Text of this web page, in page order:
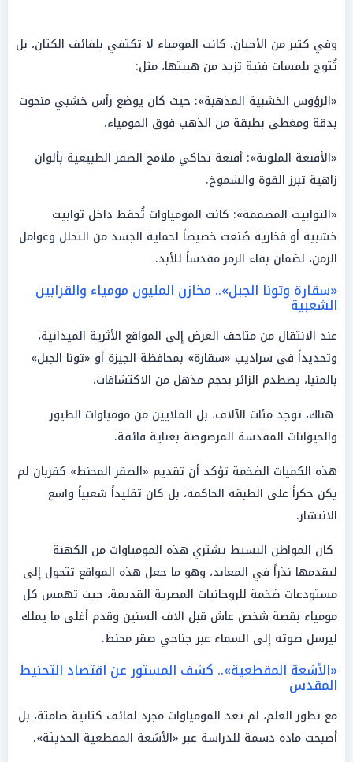
وفي كثير من الأحيان، كانت المومياء لا تكتفي بلفائف الكتان، بل
تُتوج بلمسات فنية تزيد من هيبتها، مثل:
«الرؤوس الخشبية المذهبة»: حيث كان يوضع رأس خشبي منحوت
بدقة ومغطى بطبقة من الذهب فوق المومياء.
«الأقنعة الملونة»: أقنعة تحاكي ملامح الصقر الطبيعية بألوان
زاهية تبرز القوة والشموخ.
«التوابيت المصممة»: كانت المومياوات تُحفظ داخل توابيت
خشبية أو فخارية صُنعت خصيصاً لحماية الجسد من التحلل وعوامل
الزمن، لضمان بقاء الرمز مقدساً للأبد.
«سقارة وتونا الجبل».. مخازن المليون مومياء والقرابين
الشعبية
عند الانتقال من متاحف العرض إلى المواقع الأثرية الميدانية،
وتحديداً في سراديب «سقارة» بمحافظة الجيزة أو «تونا الجبل»
بالمنيا، يصطدم الزائر بحجم مذهل من الاكتشافات.
هناك، توجد مئات الآلاف، بل الملايين من مومياوات الطيور
والحيوانات المقدسة المرصوصة بعناية فائقة.
هذه الكميات الضخمة تؤكد أن تقديم «الصقر المحنط» كقربان لم
يكن حكراً على الطبقة الحاكمة، بل كان تقليداً شعبياً واسع
الانتشار.
كان المواطن البسيط يشتري هذه المومياوات من الكهنة
ليقدمها نذراً في المعابد، وهو ما جعل هذه المواقع تتحول إلى
مستودعات ضخمة للروحانيات المصرية القديمة، حيث تهمس كل
مومياء بقصة شخص عاش قبل آلاف السنين وقدم أغلى ما يملك
ليرسل صوته إلى السماء عبر جناحي صقر محنط.
«الأشعة المقطعية».. كشف المستور عن اقتصاد التحنيط
المقدس
مع تطور العلم، لم تعد المومياوات مجرد لفائف كتانية صامتة، بل
أصبحت مادة دسمة للدراسة عبر «الأشعة المقطعية الحديثة».